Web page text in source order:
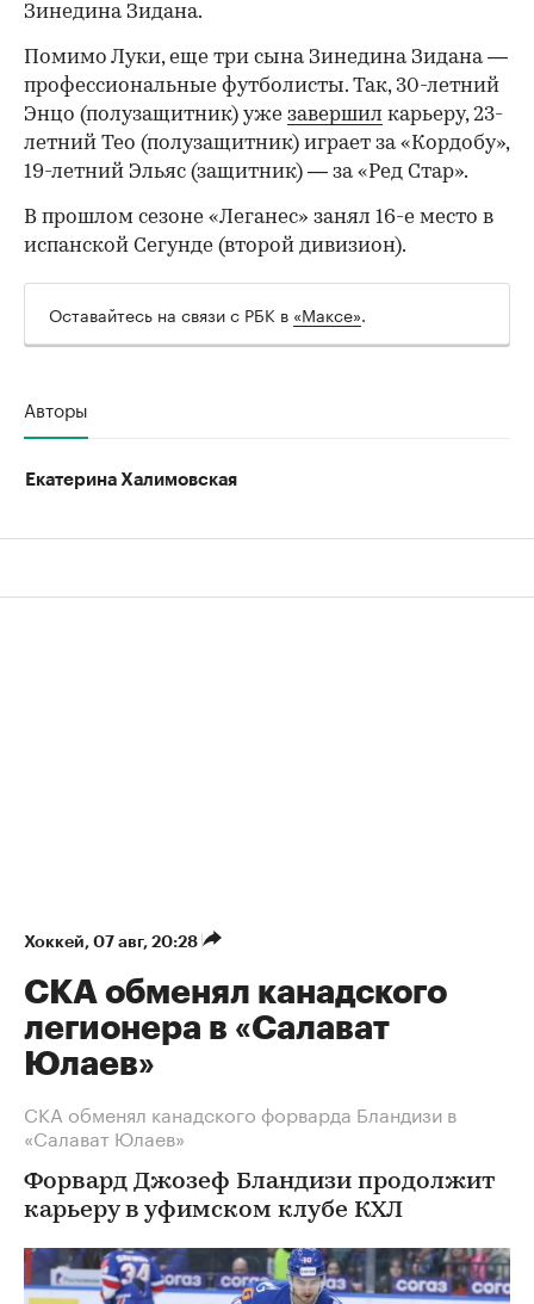
Зинедина Зидана.
Помимо Луки, еще три сына Зинедина Зидана —
профессиональные футболисты. Так, 30-летний
Энцо (полузащитник) уже завершил карьеру, 23-
летний Тео (полузащитник) играет за «Кордобу»,
19-летний Эльяс (защитник) — за «Ред Стар».
В прошлом сезоне «Леганес» занял 16-е место в
испанской Сегунде (второй дивизион).
Оставайтесь на связи с РБК в «Максе».
Авторы
Екатерина Халимовская
Хоккей⁠, 07 авг, 20:28
СКА обменял канадского
легионера в «Салават
Юлаев»
СКА обменял канадского форварда Бландизи в
«Салават Юлаев»
Форвард Джозеф Бландизи продолжит
карьеру в уфимском клубе КХЛ